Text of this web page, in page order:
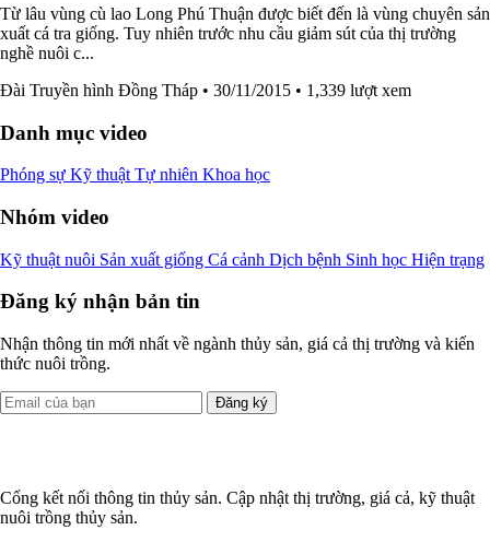
Từ lâu vùng cù lao Long Phú Thuận được biết đến là vùng chuyên sản
xuất cá tra giống. Tuy nhiên trước nhu cầu giảm sút của thị trường
nghề nuôi c...
Đài Truyền hình Đồng Tháp • 30/11/2015 • 1,339 lượt xem
Danh mục video
Phóng sự Kỹ thuật Tự nhiên Khoa học
Nhóm video
Kỹ thuật nuôi Sản xuất giống Cá cảnh Dịch bệnh Sinh học Hiện trạng
Đăng ký nhận bản tin
Nhận thông tin mới nhất về ngành thủy sản, giá cả thị trường và kiến
thức nuôi trồng.
Đăng ký
Cổng kết nối thông tin thủy sản. Cập nhật thị trường, giá cả, kỹ thuật
nuôi trồng thủy sản.